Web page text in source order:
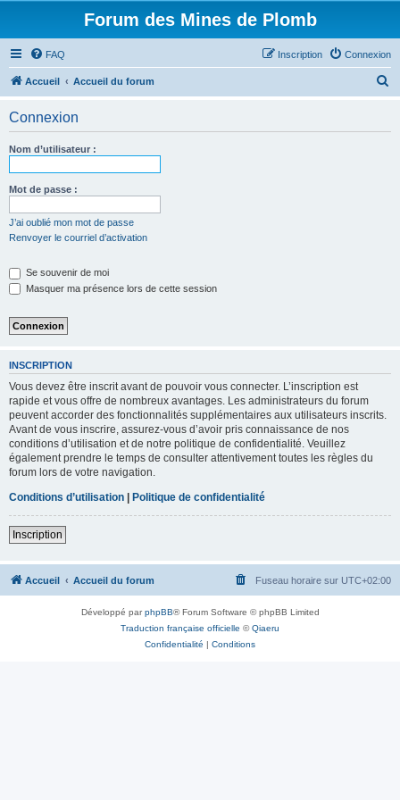
Forum des Mines de Plomb
FAQ Connexion
Inscription
Accueil Accueil du forum
Connexion
Nom d’utilisateur :
Mot de passe :
J’ai oublié mon mot de passe
Renvoyer le courriel d’activation
Se souvenir de moi
Masquer ma présence lors de cette session
INSCRIPTION
Vous devez être inscrit avant de pouvoir vous connecter. L’inscription est
rapide et vous offre de nombreux avantages. Les administrateurs du forum
peuvent accorder des fonctionnalités supplémentaires aux utilisateurs inscrits.
Avant de vous inscrire, assurez-vous d’avoir pris connaissance de nos
conditions d’utilisation et de notre politique de confidentialité. Veuillez
également prendre le temps de consulter attentivement toutes les règles du
forum lors de votre navigation.
Conditions d’utilisation | Politique de confidentialité
Inscription
Accueil Accueil du forum Fuseau horaire sur UTC+02:00
Développé parphpBB® Forum Software © phpBB Limited
Traduction française officielle ©Qiaeru
Confidentialité | Conditions